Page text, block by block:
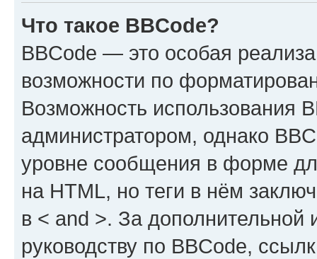
Что такое BBCode?
BBCode — это особая
возможности по
Возможность использования
администратором, однако
уровне сообщения в форме
на HTML, но теги в нём
в < and >. За
руководству по BBCode,